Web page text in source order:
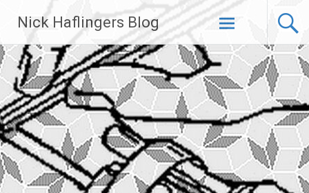
Inhalt
springen
Nick Haflingers Blog